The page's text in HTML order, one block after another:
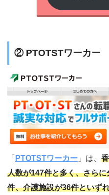
② PTOTSTワーカー
「 PTOTSTワーカー 」は、
人数が147件と多く、さらに
件、介護施設が36件といず